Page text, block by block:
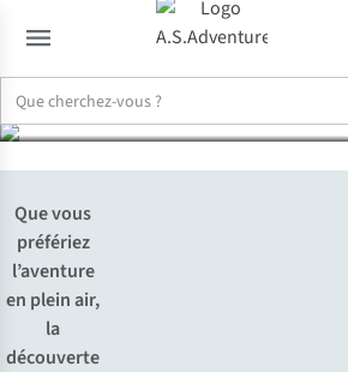
Microaventure :
format
Que vous
préfériez
l’aventure
en plein air,
la
découverte